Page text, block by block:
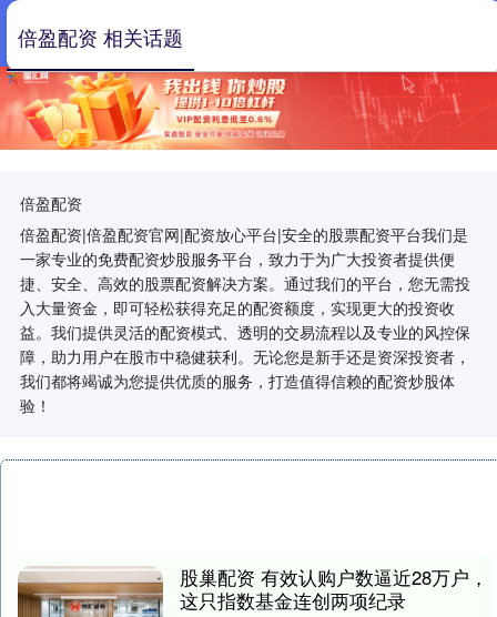
倍盈配资
倍盈配资|倍盈配资官网|配资放心平台|安全的股票配资平台我们是
一家专业的免费配资炒股服务平台，致力于为广大投资者提供便
捷、安全、高效的股票配资解决方案。通过我们的平台，您无需投
入大量资金，即可轻松获得充足的配资额度，实现更大的投资收
益。我们提供灵活的配资模式、透明的交易流程以及专业的风控保
障，助力用户在股市中稳健获利。无论您是新手还是资深投资者，
我们都将竭诚为您提供优质的服务，打造值得信赖的配资炒股体
验！
倍盈配资 相关话题
股巢配资 有效认购户数逼近28万户，
这只指数基金连创两项纪录